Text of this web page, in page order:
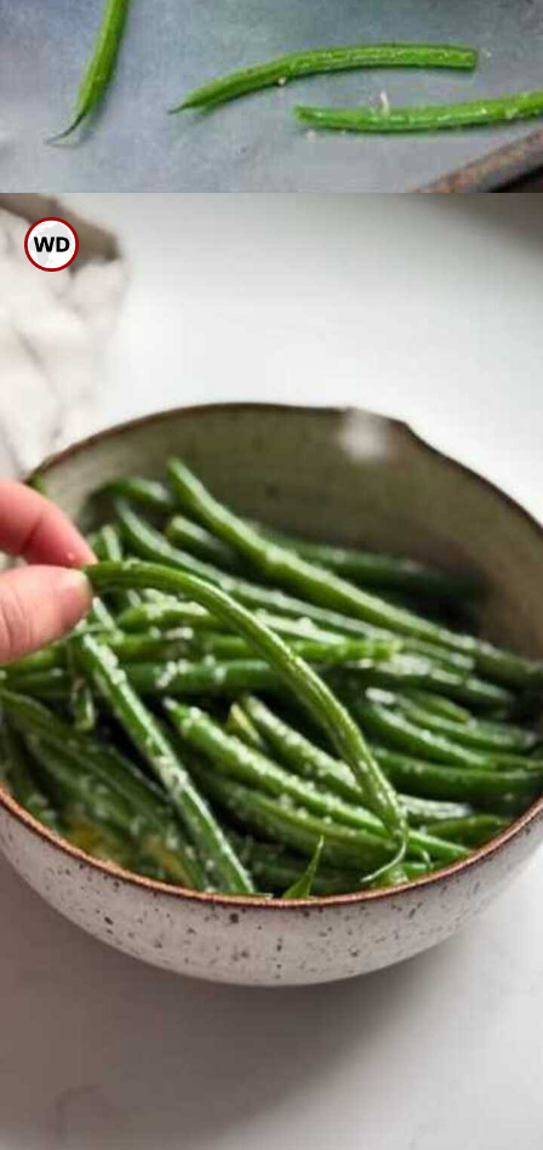
ಈಗ ಫ್ರಿಡ್ಜ್ ನಲ್ಲಿಟ್ಟರೆ ಬೇಗನೇ ಫ್ರೆಶ್ ನೆಸ್